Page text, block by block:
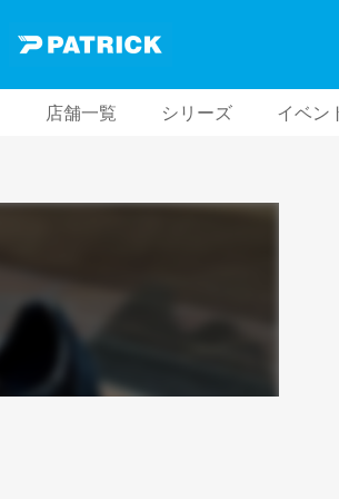
店舗一覧 シリーズ イベン